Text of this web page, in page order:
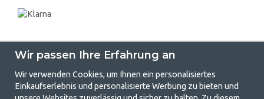
Wir passen Ihre Erfahrung an
Wir verwenden Cookies, um Ihnen ein personalisiertes
Einkaufserlebnis und personalisierte Werbung zu bieten und